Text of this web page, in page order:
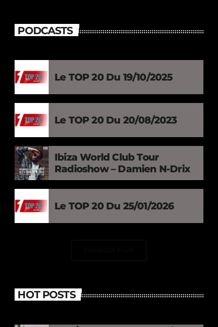
PODCASTS
Le TOP 20 Du 19/10/2025
Le TOP 20 Du 20/08/2023
Ibiza World Club Tour
Radioshow – Damien N-Drix
Le TOP 20 Du 25/01/2026
HOT POSTS